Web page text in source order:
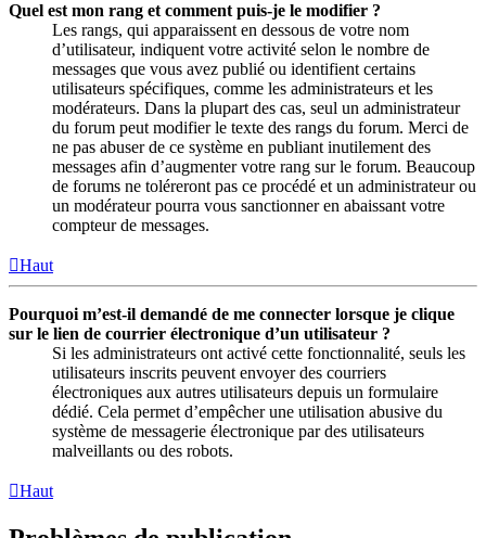
Quel est mon rang et comment puis-je le modifier ?
Les rangs, qui apparaissent en dessous de votre nom
d’utilisateur, indiquent votre activité selon le nombre de
messages que vous avez publié ou identifient certains
utilisateurs spécifiques, comme les administrateurs et les
modérateurs. Dans la plupart des cas, seul un administrateur
du forum peut modifier le texte des rangs du forum. Merci de
ne pas abuser de ce système en publiant inutilement des
messages afin d’augmenter votre rang sur le forum. Beaucoup
de forums ne toléreront pas ce procédé et un administrateur ou
un modérateur pourra vous sanctionner en abaissant votre
compteur de messages.
Haut
Pourquoi m’est-il demandé de me connecter lorsque je clique
sur le lien de courrier électronique d’un utilisateur ?
Si les administrateurs ont activé cette fonctionnalité, seuls les
utilisateurs inscrits peuvent envoyer des courriers
électroniques aux autres utilisateurs depuis un formulaire
dédié. Cela permet d’empêcher une utilisation abusive du
système de messagerie électronique par des utilisateurs
malveillants ou des robots.
Haut